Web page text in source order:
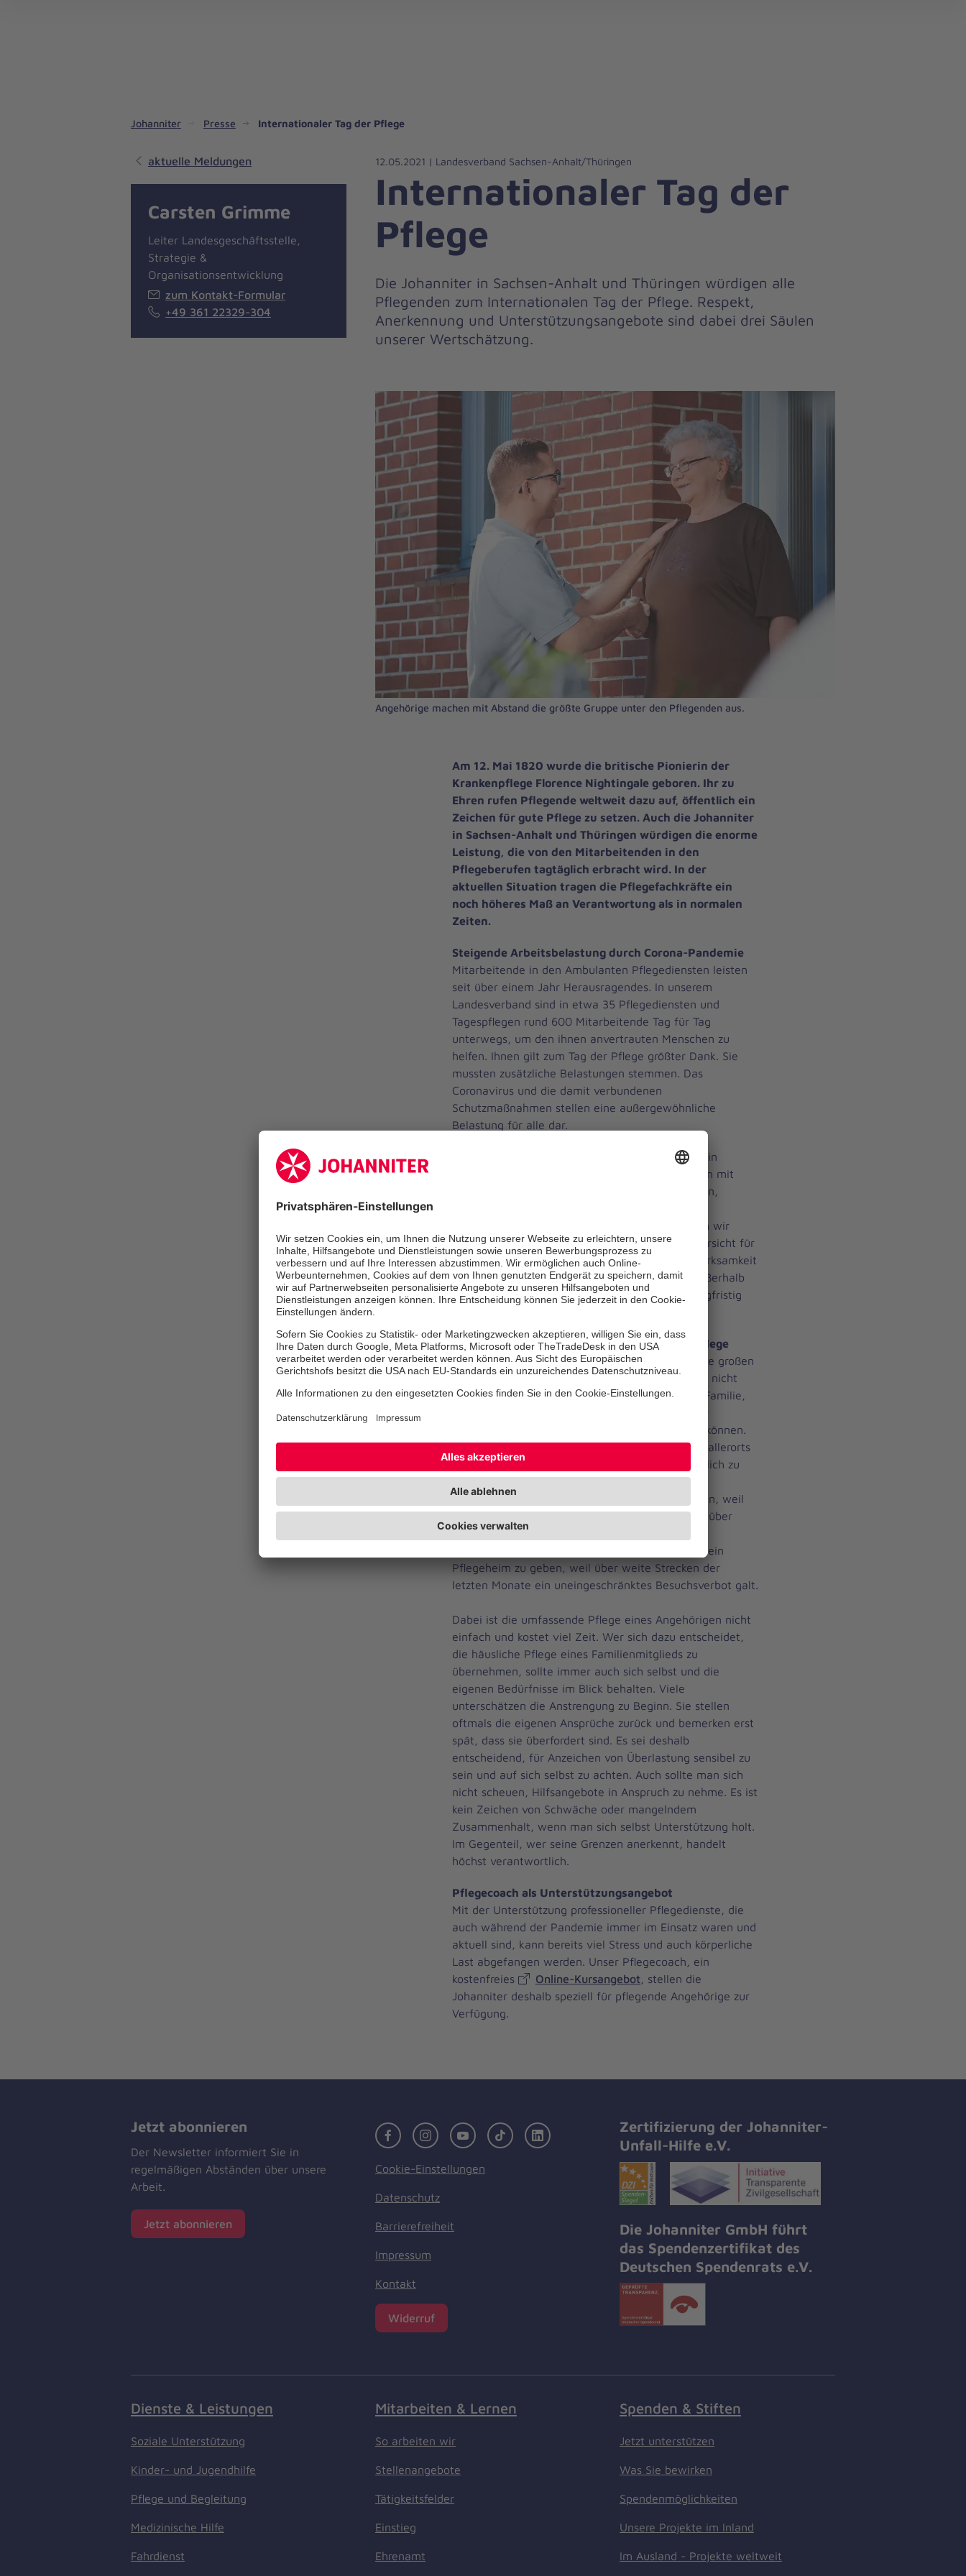
Johanniter Presse Internationaler Tag der Pflege
12.05.2021 | Landesverband Sachsen-Anhalt/Thüringen
Internationaler Tag der
Pflege
Die Johanniter in Sachsen-Anhalt und Thüringen würdigen alle
Pflegenden zum Internationalen Tag der Pflege. Respekt,
Anerkennung und Unterstützungsangebote sind dabei drei Säulen
unserer Wertschätzung.
Angehörige machen mit Abstand die größte Gruppe unter den Pflegenden aus.
Am 12. Mai 1820 wurde die britische Pionierin der
Krankenpflege Florence Nightingale geboren. Ihr zu
Ehren rufen Pflegende weltweit dazu auf, öffentlich ein
Zeichen für gute Pflege zu setzen. Auch die Johanniter
in Sachsen-Anhalt und Thüringen würdigen die enorme
Leistung, die von den Mitarbeitenden in den
Pflegeberufen tagtäglich erbracht wird. In der
aktuellen Situation tragen die Pflegefachkräfte ein
noch höheres Maß an Verantwortung als in normalen
Zeiten.
Steigende Arbeitsbelastung durch Corona-Pandemie
Mitarbeitende in den Ambulanten Pflegediensten leisten
seit über einem Jahr Herausragendes. In unserem
Landesverband sind in etwa 35 Pflegediensten und
Tagespflegen rund 600 Mitarbeitende Tag für Tag
unterwegs, um den ihnen anvertrauten Menschen zu
helfen. Ihnen gilt zum Tag der Pflege größter Dank. Sie
mussten zusätzliche Belastungen stemmen. Das
Coronavirus und die damit verbundenen
Schutzmaßnahmen stellen eine außergewöhnliche
Belastung für alle dar.
Für die Branche bringt diese Ausnahmesituation in
vielfacher Hinsicht noch mehr Herausforderungen mit
sich, sei es im direkten Kontakt mit den Patienten,
betriebswirtschaftlicher Hinsicht. Daher möchten wir
nicht nur danken sondern zugleich Mut und Zuversicht für
die weitere Zeit aussprechen. Öffentliche Aufmerksamkeit
in Krisenzeiten ist begrüßenswert, doch auch außerhalb
solcher Zeiten ist es wichtig, dass die Pflege langfristig
Pflegende Angehörige: Das Fundament der Pflege
Neben den Pflegekräften tragen auch Angehörige großen
Anteil an der Pflege von Menschen. Dies wird oft nicht
sichtbar, denn es findet Zuhause, innerhalb der Familie,
statt. Es ist der sehnlichste Wunsch vieler älterer
Menschen, möglichst lange zu Hause bleiben zu können.
Mit welcher Energie und Hingabe sich jeden Tag allerorts
pflegende Angehörige dafür einsetzen, dies möglich zu
Angehörige haben diese Zusatzlast auch getragen, weil
Einrichtungen der Tagespflege pandemiebedingt über
Monate hinweg geschlossen waren. Auch haben
Menschen darauf verzichtet, ihre Verwandten in ein
Pflegeheim zu geben, weil über weite Strecken der
letzten Monate ein uneingeschränktes Besuchsverbot galt.
Dabei ist die umfassende Pflege eines Angehörigen nicht
einfach und kostet viel Zeit. Wer sich dazu entscheidet,
die häusliche Pflege eines Familienmitglieds zu
übernehmen, sollte immer auch sich selbst und die
eigenen Bedürfnisse im Blick behalten. Viele
unterschätzen die Anstrengung zu Beginn. Sie stellen
oftmals die eigenen Ansprüche zurück und bemerken erst
spät, dass sie überfordert sind. Es sei deshalb
entscheidend, für Anzeichen von Überlastung sensibel zu
sein und auf sich selbst zu achten. Auch sollte man sich
nicht scheuen, Hilfsangebote in Anspruch zu nehme. Es ist
kein Zeichen von Schwäche oder mangelndem
Zusammenhalt, wenn man sich selbst Unterstützung holt.
Im Gegenteil, wer seine Grenzen anerkennt, handelt
höchst verantwortlich.
Pflegecoach als Unterstützungsangebot
Mit der Unterstützung professioneller Pflegedienste, die
auch während der Pandemie immer im Einsatz waren und
aktuell sind, kann bereits viel Stress und auch körperliche
Last abgefangen werden. Unser Pflegecoach, ein
kostenfreies
Online-Kursangebot, stellen die
Johanniter deshalb speziell für pflegende Angehörige zur
Verfügung.
aktuelle Meldungen
Carsten Grimme
Leiter Landesgeschäftsstelle,
Strategie &
Organisationsentwicklung
zum Kontakt-Formular
+49 361 22329-304
Jetzt abonnieren
Der Newsletter informiert Sie in
regelmäßigen Abständen über unsere
Arbeit.
Jetzt abonnieren
FacebookInstagramYoutubeTikTok LinkedIn
Cookie-Einstellungen
Datenschutz
Barrierefreiheit
Impressum
Kontakt
Widerruf
Zertifizierung der Johanniter-
Unfall-Hilfe e.V.
Die Johanniter GmbH führt
das Spendenzertifikat des
Deutschen Spendenrats e.V.
Dienste & Leistungen
Soziale Unterstützung
Kinder- und Jugendhilfe
Pflege und Begleitung
Medizinische Hilfe
Fahrdienst
Mitarbeiten & Lernen
So arbeiten wir
Stellenangebote
Tätigkeitsfelder
Einstieg
Ehrenamt
Spenden & Stiften
Jetzt unterstützen
Was Sie bewirken
Spendenmöglichkeiten
Unsere Projekte im Inland
Im Ausland - Projekte weltweit